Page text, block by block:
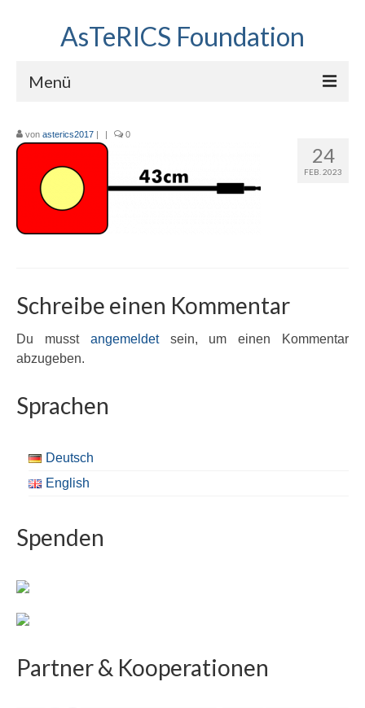
AsTeRICS Foundation
Menü
Über uns
24
FEB. 2023
von asterics2017 | | 0
Schreibe einen Kommentar
Du musst angemeldetsein, um einen Kommentar
abzugeben.
Sprachen
Deutsch
English
Spenden
Partner & Kooperationen